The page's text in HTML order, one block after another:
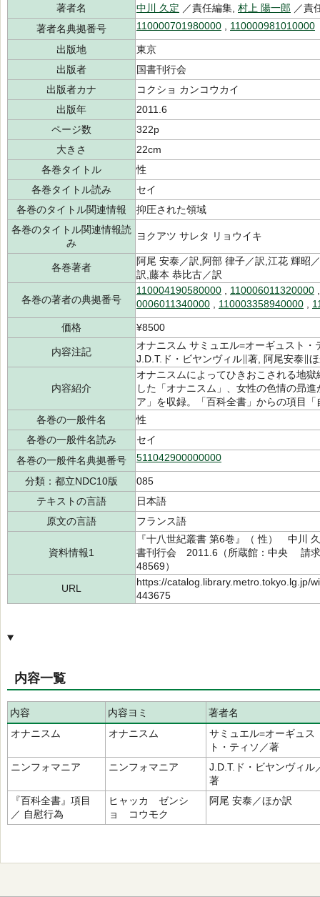
著者名
中川 久定 ／責任編集, 村上 陽一郎 ／責
著者名典拠番号
110000701980000 110000981010000
出版地
東京
出版者
国書刊行会
出版者カナ
コクショ カンコウカイ
出版年
2011.6
ページ数
322p
大きさ
22cm
各巻タイトル
性
各巻タイトル読み
セイ
各巻のタイトル関連情報
抑圧された領域
各巻のタイトル関連情報読
み
ヨクアツ サレタ リョウイキ
各巻著者
阿尾 安泰／訳,阿部 律子／訳,江花 輝昭
訳,藤本 恭比古／訳
各巻の著者の典拠番号
110004190580000 110006011320000
0006011340000
110003358940000
価格 ¥8500
内容注記
オナニスム サミュエル=オーギュスト
J.D.T.ド・ビヤンヴィル∥著, 阿尾安泰∥
内容紹介
オナニスムによってひきおこされる地
した「オナニスム」、女性の色情の昻
ア」を収録。「百科全書」からの項目
各巻の一般件名
性
各巻の一般件名読み
セイ
各巻の一般件名典拠番号
511042900000000
分類：都立NDC10版
085
テキストの言語
日本語
原文の言語
フランス語
資料情報1
『十八世紀叢書 第6巻』（ 性） 中川
書刊行会 2011.6（所蔵館：中央 請
48569）
URL
https://catalog.library.metro.tokyo.lg.jp/
443675
内容一覧
内容 内容ヨミ
著者名
オナニスム
オナニスム
サミュエル=オーギュス
ト・ティソ／著
ニンフォマニア
ニンフォマニア
J.D.T.ド・ビヤンヴィル
著
『百科全書』項目
／ 自慰行為
ヒャッカ ゼンシ
ョ コウモク
阿尾 安泰／ほか訳